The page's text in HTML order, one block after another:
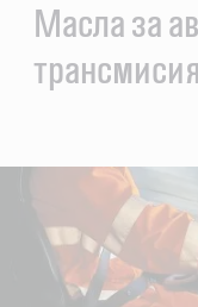
Масла за
трансмисия